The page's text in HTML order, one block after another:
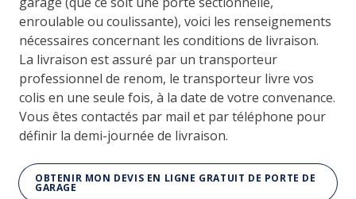
enroulable ou coulissante), voici les renseignements
nécessaires concernant les conditions de livraison.
La livraison est assuré par un transporteur
professionnel de renom, le transporteur livre vos
colis en une seule fois, à la date de votre convenance.
Vous êtes contactés par mail et par téléphone pour
définir la demi-journée de livraison.
OBTENIR MON DEVIS EN LIGNE GRATUIT DE PORTE DE
GARAGE